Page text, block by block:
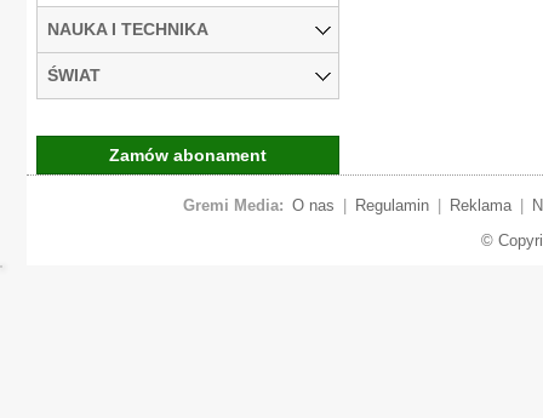
NAUKA I TECHNIKA
ŚWIAT
Zamów abonament
Gremi Media: O nas Regulamin Reklama
©